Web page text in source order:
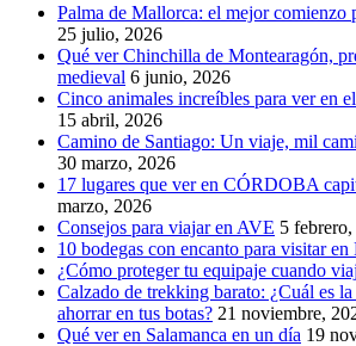
Palma de Mallorca: el mejor comienzo
25 julio, 2026
Qué ver Chinchilla de Montearagón,
medieval 6 junio, 2026
Cinco animales increíbles para ver en
15 abril, 2026
Camino de Santiago: Un viaje, mil
30 marzo, 2026
17 lugares que ver en CÓRDOBA
marzo, 2026
Consejos para viajar en AVE 5
10 bodegas con encanto para visitar en
¿Cómo proteger tu equipaje cuando
Calzado de trekking barato: ¿Cuál es
ahorrar en tus botas? 21 noviembre,
Qué ver en Salamanca en un día 19